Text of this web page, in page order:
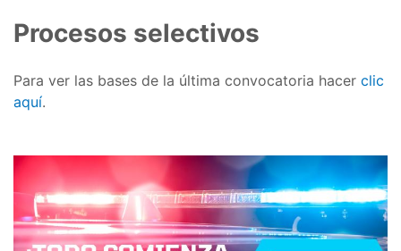
Procesos selectivos
Para ver las bases de la última convocatoria hacer clic
aquí.